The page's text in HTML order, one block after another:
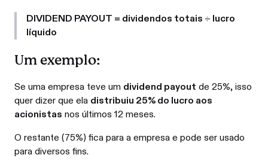
DIVIDEND PAYOUT = dividendos totais ÷ lucro
líquido
Um exemplo:
Se uma empresa teve um dividend payout de 25%, isso
quer dizer que ela distribuiu 25% do lucro aos
acionistas nos últimos 12 meses.
O restante (75%) fica para a empresa e pode ser usado
para diversos fins.